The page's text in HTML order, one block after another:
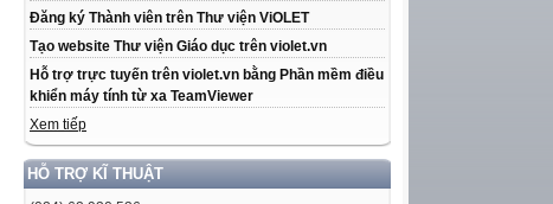
Đăng ký Thành viên trên Thư viện ViOLET
Tạo website Thư viện Giáo dục trên violet.vn
Hỗ trợ trực tuyến trên violet.vn bằng Phần mềm điều
khiển máy tính từ xa TeamViewer
Xem tiếp
HỖ TRỢ KĨ THUẬT